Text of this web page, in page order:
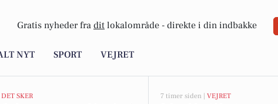
Gratis nyheder fra dit lokalområde - direkte i din indbakke
NYT SPORT VEJRET
DET SKER 7 timer siden | VEJRET